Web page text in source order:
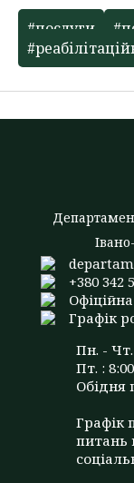
#послуги
+380 342
Графік
Пн. - Чт.
Пт. :
Обідня
Графік
питань